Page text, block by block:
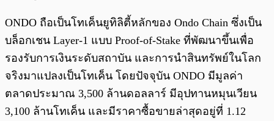
ONDO ถือเป็นโทเค็นยูทิลิตี้หลักของ Ondo Chain ซึ่งเป็น
บล็อกเชน Layer-1 แบบ Proof-of-Stake ที่พัฒนาขึ้นเพื่อ
รองรับการเงินระดับสถาบัน และการนำสินทรัพย์ในโลก
จริงมาแปลงเป็นโทเค็น โดยปัจจุบัน ONDO มีมูลค่า
ตลาดประมาณ 3,500 ล้านดอลลาร์ มีอุปทานหมุนเวียน
3,100 ล้านโทเค็น และมีราคาซื้อขายล่าสุดอยู่ที่ 1.12